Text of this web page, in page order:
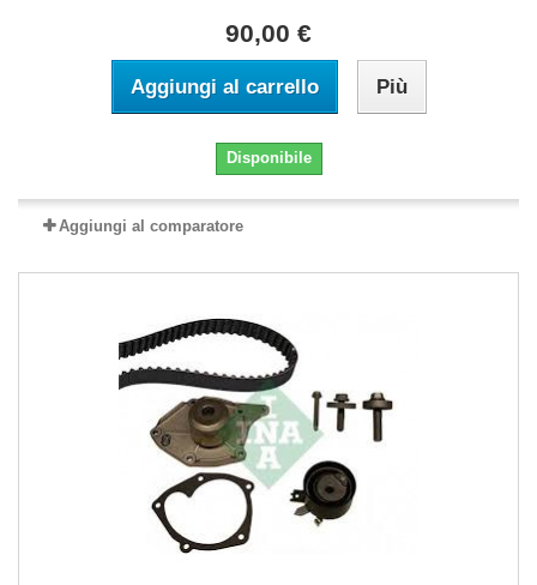
90,00 €
Aggiungi al carrello Più
Disponibile
Aggiungi al comparatore